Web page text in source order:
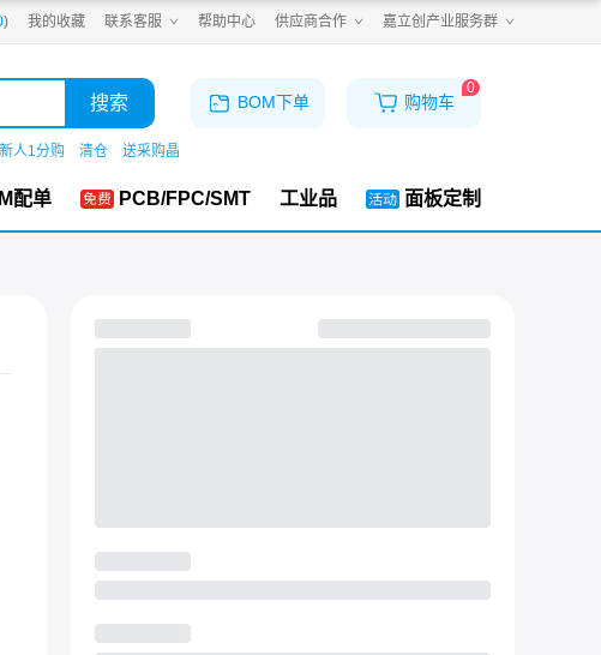
) 我的收藏 联系客服 帮助中心 供应商合作 嘉立创产业服务群
搜索
新人1分购 清仓 送采购晶
BOM下单 购物车
0
配单 PCB/FPC/SMT 工业品 面板定制